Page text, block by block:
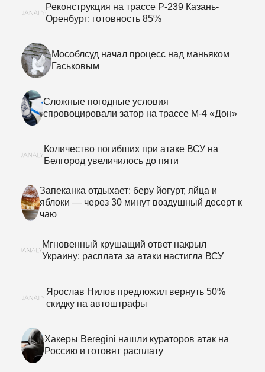
Реконструкция на трассе Р-239 Казань-
Оренбург: готовность 85%
Мособлсуд начал процесс над маньяком
Гаськовым
Сложные погодные условия
спровоцировали затор на трассе М-4 «Дон»
Количество погибших при атаке ВСУ на
Белгород увеличилось до пяти
Запеканка отдыхает: беру йогурт, яйца и
яблоки — через 30 минут воздушный десерт к
чаю
Мгновенный крушащий ответ накрыл
Украину: расплата за атаки настигла ВСУ
Ярослав Нилов предложил вернуть 50%
скидку на автоштрафы
Хакеры Beregini нашли кураторов атак на
Россию и готовят расплату